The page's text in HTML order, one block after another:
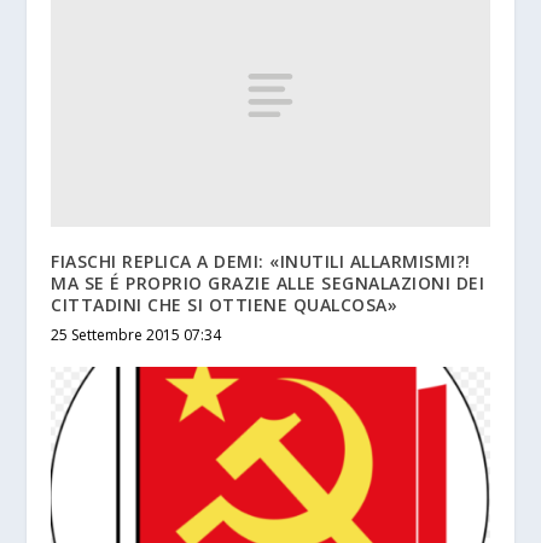
FIASCHI REPLICA A DEMI: «INUTILI ALLARMISMI?!
MA SE É PROPRIO GRAZIE ALLE SEGNALAZIONI DEI
CITTADINI CHE SI OTTIENE QUALCOSA»
25 Settembre 2015 07:34